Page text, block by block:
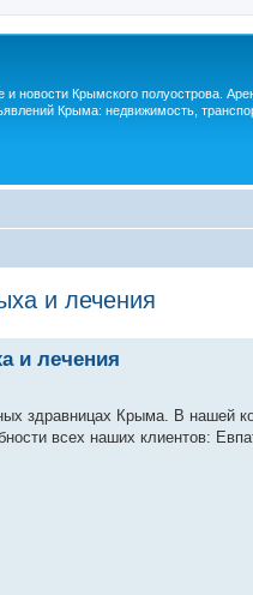
новости Крымского полуострова.
Крыма: недвижимость,
и лечения
и лечения
здравницах Крыма. В нашей
всех наших клиентов: